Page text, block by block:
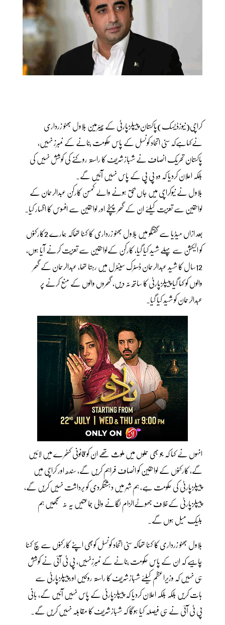
کراچی(نیوزڈیسک)پاکستان پیپلزپارٹی کے چیئرمین بلاول بھٹو زرداری
نےکہاہےکہ سنی اتحاد کونسل کے پاس حکومت بنانے کے نمبرز نہیں،
پاکستان تحریک انصاف نے شہبازشریف کا راستہ روکنے کی کوشش نہیں کی
بلکہ اعلان کردیا کہ وہ پی پی کے پاس نہیں آئیں گے۔
بلاول نے نیوکراچی میں جاں بحق ہونے والے کمسن کارکن عبدالرحمان کے
لواحقین سے تعزیت کیلئے ان کے گھر پہنچے اور لواحقین سے افسوس کا اظہار کیا۔
بعد ازاں میڈیا سے گفتگو میں بلاول بھٹو زرداری کا کہنا تھاکہ ہمارے 2کارکنوں
کو الیکشن سے پہلے شہید کیا گیا، کارکن کےلواحقین سے تعزیت کرنے آیا ہوں،
12سال کا شہید عبدالرحمان ڈسٹرک سینٹرل میں رہتا تھا، عبدالرحمان کے گھر
والوں کو کہا گیا پیپلزپارٹی کا ساتھ نہ دیں، گھروں والوں کے منع کرنے پر
عبدالرحمان کو شہید کیا گیا۔
انہوں نے کہا کہ جو بھی حملوں میں ملوث تھے ان کو قانونی کٹھرے میں لائیں
گے، کارکنوں کے لواحقین کو انصاف فراہم کریں گے، سندھ اور کراچی میں
پیپلزپارٹی کی حکومت ہے، ہم شہر میں دہشتگردی کو برداشت نہیں کریں گے،
پیپلزپارٹی کےخلاف جھوٹےالزام لگانے والی جماعتیں یہ نہ سمجھیں ہم
بلیک میل ہوں گے۔
بلاول بھٹو زرداری کا کہنا تھاکہ سنی اتحاد کونسل کوبھی اپنے کارکنوں سے سچ کہنا
چاہیے کہ ان کے پاس حکومت بنانے کے نمبرزنہیں، پی ٹی آئی نے کوشش
ہی نہیں کہ وزیراعظم کیلئے شہبازشریف کا راستہ روکیں اورپیپلزپارٹی سے
بات کریں بلکہ بلکہ اعلان کردیا کہ پیپلزپارٹی کے پاس نہیں آئیں گے، بانی
پی ٹی آئی نے ہی فیصلہ کیا ہوگا کہ شہبازشریف کا مقابلہ نہیں کریں گے۔